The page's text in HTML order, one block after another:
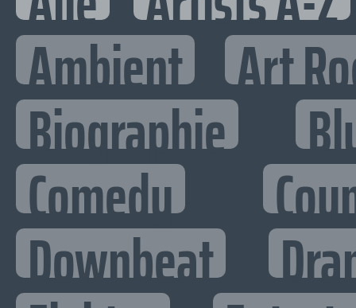
Ambient Art
Biographie
Comedy
Downbeat